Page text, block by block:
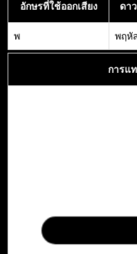
อักษรที่ใช้ออกเสียง ดา
พ พฤหั
การแ